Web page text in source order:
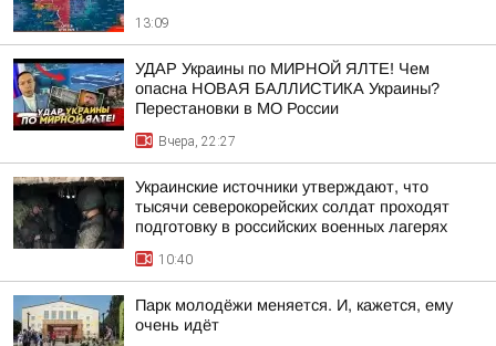
13:09
УДАР Украины по МИРНОЙ ЯЛТЕ! Чем
опасна НОВАЯ БАЛЛИСТИКА Украины?
Перестановки в МО России
Вчера, 22:27
Украинские источники утверждают, что
тысячи северокорейских солдат проходят
подготовку в российских военных лагерях
10:40
Парк молодёжи меняется. И, кажется, ему
очень идёт